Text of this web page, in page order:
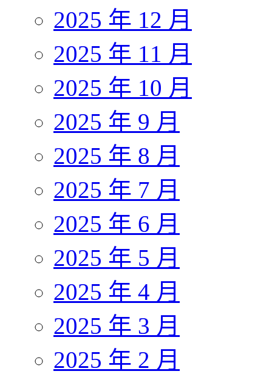
2025 年 12 月
2025 年 11 月
2025 年 10 月
2025 年 9 月
2025 年 8 月
2025 年 7 月
2025 年 6 月
2025 年 5 月
2025 年 4 月
2025 年 3 月
2025 年 2 月